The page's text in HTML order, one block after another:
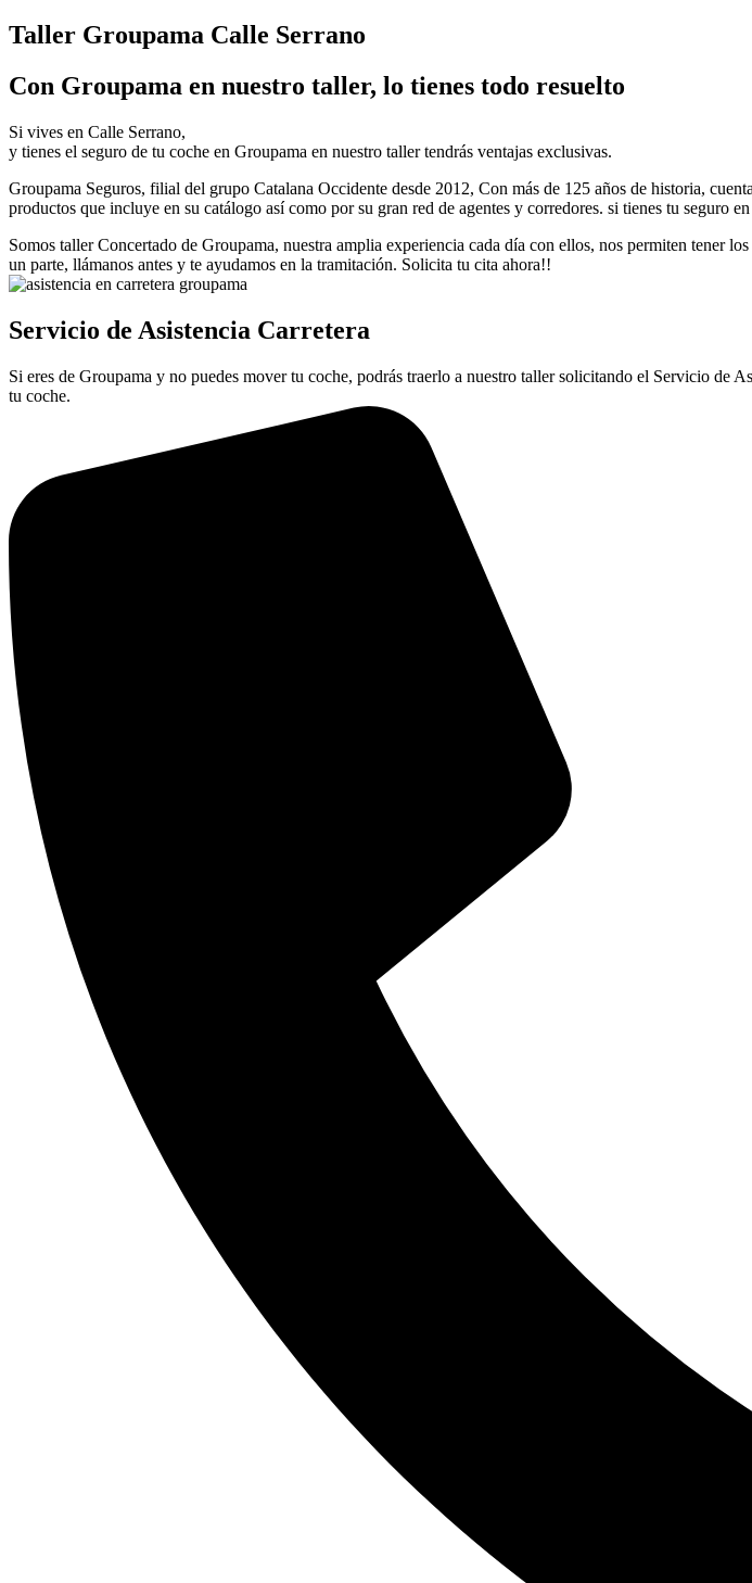
Taller Groupama Calle Serrano
Con Groupama en nuestro taller, lo tienes todo resuelto
Si vives en Calle Serrano,
y tienes el seguro de tu coche en Groupama en nuestro taller tendrás ventajas exclusivas.
Groupama Seguros, filial del grupo Catalana Occidente desde 2012, Con más de 125 años de historia,
productos que incluye en su catálogo así como por su gran red de agentes y corredores. si tienes tu seguro
Somos taller Concertado de Groupama, nuestra amplia experiencia cada día con ellos, nos permiten tener
un parte, llámanos antes y te ayudamos en la tramitación. Solicita tu cita ahora!!
Servicio de Asistencia Carretera
Si eres de Groupama y no puedes mover tu coche, podrás traerlo a nuestro taller solicitando el Servicio de
tu coche.